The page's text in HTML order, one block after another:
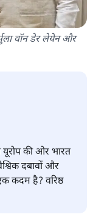
वॉन डेर लेयेन और
यूरोप की ओर भारत
दबावों और
कदम है? वरिष्ठ